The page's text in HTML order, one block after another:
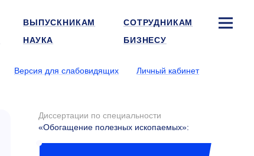
ВЫПУСКНИКАМ
СОТРУДНИКАМ
НАУКА БИЗНЕСУ
Версия для слабовидящих
Личный кабинет
Диссертации по специальности
«Обогащение полезных ископаемых»: